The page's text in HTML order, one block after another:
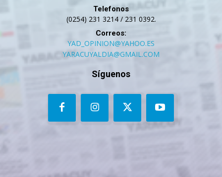
Telefonos
(0254) 231 3214 / 231 0392.
Correos:
YAD_OPINION@YAHOO.ES
YARACUYALDIA@GMAIL.COM
Síguenos